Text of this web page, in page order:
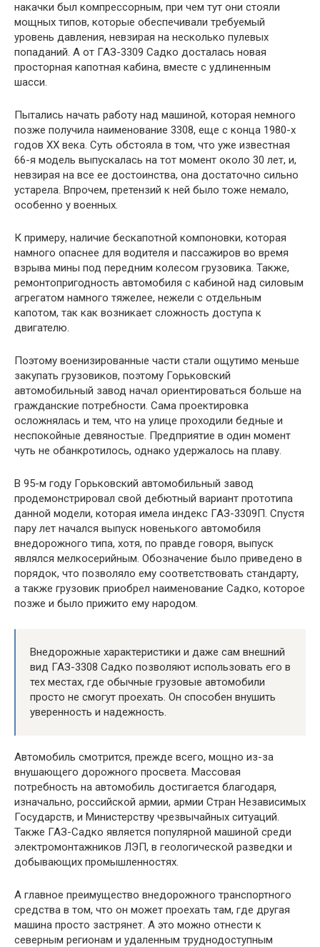
накачки был компрессорным, при чем тут они стояли
мощных типов, которые обеспечивали требуемый
уровень давления, невзирая на несколько пулевых
попаданий. А от ГАЗ-3309 Садко досталась новая
просторная капотная кабина, вместе с удлиненным
шасси.
Пытались начать работу над машиной, которая немного
позже получила наименование 3308, еще с конца 1980-х
годов ХХ века. Суть обстояла в том, что уже известная
66-я модель выпускалась на тот момент около 30 лет, и,
невзирая на все ее достоинства, она достаточно сильно
устарела. Впрочем, претензий к ней было тоже немало,
особенно у военных.
К примеру, наличие бескапотной компоновки, которая
намного опаснее для водителя и пассажиров во время
взрыва мины под передним колесом грузовика. Также,
ремонтопригодность автомобиля с кабиной над силовым
агрегатом намного тяжелее, нежели с отдельным
капотом, так как возникает сложность доступа к
двигателю.
Поэтому военизированные части стали ощутимо меньше
закупать грузовиков, поэтому Горьковский
автомобильный завод начал ориентироваться больше на
гражданские потребности. Сама проектировка
осложнялась и тем, что на улице проходили бедные и
неспокойные девяностые. Предприятие в один момент
чуть не обанкротилось, однако удержалось на плаву.
В 95-м году Горьковский автомобильный завод
продемонстрировал свой дебютный вариант прототипа
данной модели, которая имела индекс ГАЗ-3309П. Спустя
пару лет начался выпуск новенького автомобиля
внедорожного типа, хотя, по правде говоря, выпуск
являлся мелкосерийным. Обозначение было приведено в
порядок, что позволяло ему соответствовать стандарту,
а также грузовик приобрел наименование Садко, которое
позже и было прижито ему народом.
Внедорожные характеристики и даже сам внешний
вид ГАЗ-3308 Садко позволяют использовать его в
тех местах, где обычные грузовые автомобили
просто не смогут проехать. Он способен внушить
уверенность и надежность.
Автомобиль смотрится, прежде всего, мощно из-за
внушающего дорожного просвета. Массовая
потребность на автомобиль достигается благодаря,
изначально, российской армии, армии Стран Независимых
Государств, и Министерству чрезвычайных ситуаций.
Также ГАЗ-Садко является популярной машиной среди
электромонтажников ЛЭП, в геологической разведки и
добывающих промышленностях.
А главное преимущество внедорожного транспортного
средства в том, что он может проехать там, где другая
машина просто застрянет. А это можно отнести к
северным регионам и удаленным труднодоступным